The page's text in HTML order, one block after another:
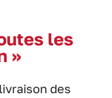
les
»
des